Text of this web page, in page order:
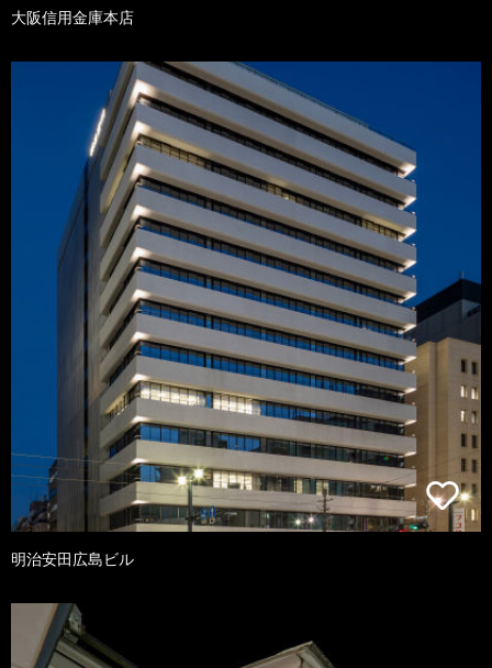
大阪信用金庫本店
明治安田広島ビル